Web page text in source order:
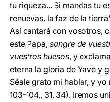
tu riqueza... Si mandas tu
renuevas. la faz de la
Así cantará con vosotros,
este Papa, sangre de
vuestros huesos, y
eterna la gloria de Yavé y
Séale grato mi hablar, y yo
103-104,, 31. 34). Iremos